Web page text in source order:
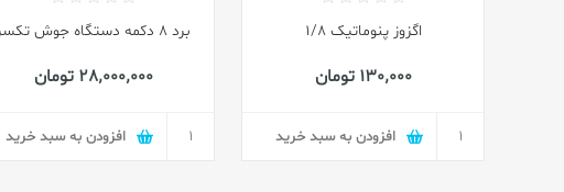
اگزوز پنوماتیک 1/8
130٬000 تومان
افزودن به سبد خرید
برد ۸ دکمه دستگاه جوش تکسر
28٬000٬000 تومان
افزودن به سبد خرید